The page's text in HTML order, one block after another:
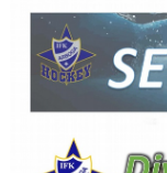
DOKUMENT
VÅRA LAG
MATCHER
ISSCHEMA